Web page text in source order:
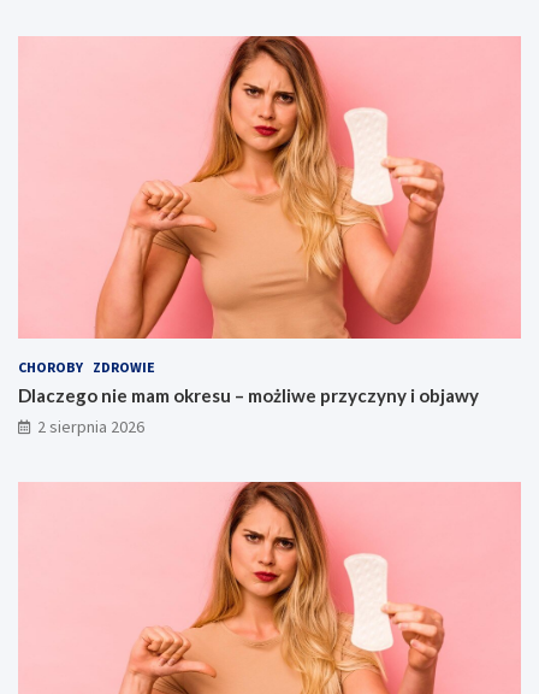
CHOROBY ZDROWIE
Dlaczego nie mam okresu – możliwe przyczyny i objawy
2 sierpnia 2026